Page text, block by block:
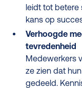
leidt tot betere
kans op
Verhoogde
tevredenheid
Medewerkers
ze zien dat
gedeeld.